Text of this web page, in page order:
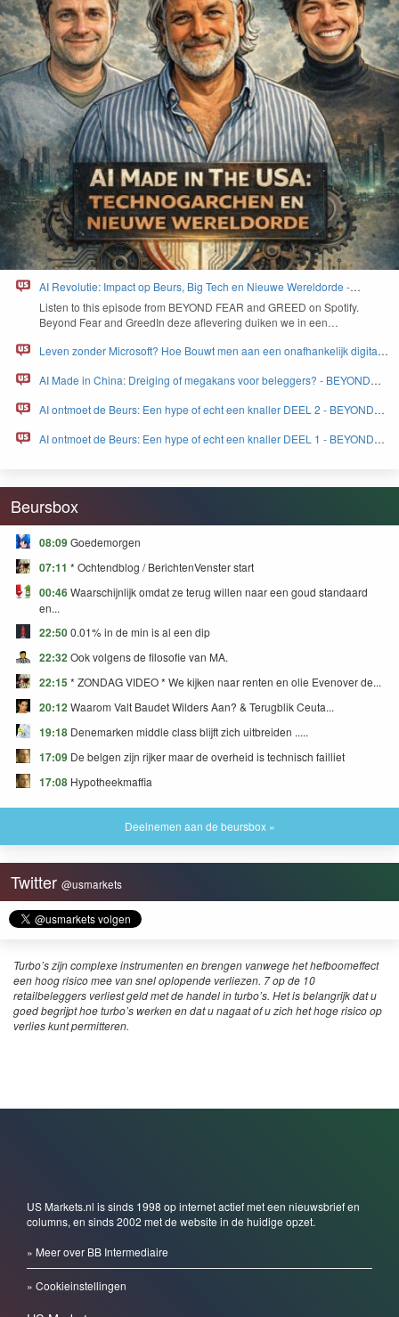
AI Revolutie: Impact op Beurs, Big Tech en Nieuwe Wereldorde -
BEYOND FEAR and GREED
Lis­ten to this episode from BEYOND FEAR and GREED on Spo­ti­fy.
Beyond Fear and Greed­In deze aflev­er­ing duiken we in een…
Leven zonder Microsoft? Hoe Bouwt men aan een onafhankelijk digitaal
AI Made in China: Dreiging of megakans voor beleggers? - BEYOND
AI ontmoet de Beurs: Een hype of echt een knaller DEEL 2 - BEYOND
AI ontmoet de Beurs: Een hype of echt een knaller DEEL 1 - BEYOND
Beursbox
08:09Goedemorgen
07:11 * Ochtendblog / BerichtenVenster start
00:46Waarschijnlijk omdat ze terug willen naar een goud standaard
en...
22:500.01% in de min is al een dip
22:32Ook volgens de filosofie van MA.
22:15 * ZONDAG VIDEO * We kijken naar renten en olie Evenover de...
20:12Waarom Valt Baudet Wilders Aan? & Terugblik Ceuta...
19:18 Denemarken middle class blijft zich uitbreiden .....
17:09 De belgen zijn rijker maar de overheid is technisch failliet
17:08 Hypotheekmaffia
Deelnemen aan de beursbox »
Twitter @usmarkets
Turbo’s zijn complexe instrumenten en brengen vanwege het hefboomeffect
een hoog risico mee van snel oplopende verliezen. 7 op de 10
retailbeleggers verliest geld met de handel in turbo’s. Het is belangrijk dat u
goed begrijpt hoe turbo’s werken en dat u nagaat of u zich het hoge risico op
verlies kunt permitteren.
US Markets.nl is sinds 1998 op internet actief met een nieuwsbrief en
columns, en sinds 2002 met de website in de huidige opzet.
» Meer over BB Intermediaire
» Cookieinstellingen